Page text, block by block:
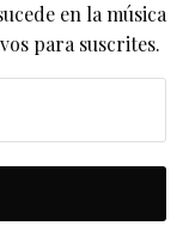
en la música
para suscrites.